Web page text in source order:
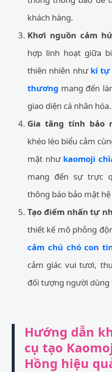
khách hàng.
Khơi nguồn cảm
hợp linh hoạt giữa
thiên nhiên như kí tự
thương mang đến
giao diện cá nhân hóa.
Gia tăng tính bảo
khéo léo biểu cảm
mật như kaomoji
mang đến sự trực
thông báo bảo mật
Tạo điểm nhấn tự
thiết kế mô phỏng
cảm chú chó con
cảm giác vui tươi,
đối tượng người dùng
Hướng dẫn
cụ tạo
Hồng hiệu